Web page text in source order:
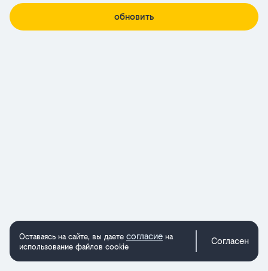
обновить
Оставаясь на сайте, вы даете согласие на
использование файлов cookie
Согласен